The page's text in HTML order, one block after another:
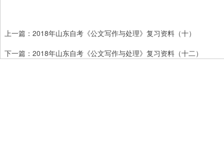
上一篇： 2018年山东自考《公文写作与处理》复习资料（十）
下一篇： 2018年山东自考《公文写作与处理》复习资料（十二）